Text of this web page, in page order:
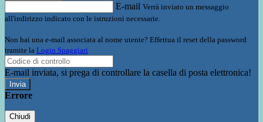
E-mail Verrà inviato un messaggio
all'indirizzo indicato con le istruzioni necessarie.
Non hai una e-mail associata al nome utente? Effettua il reset della password
tramite la Login Spaggiari
E-mail inviata, si prega di controllare la casella di posta elettronica!
Errore
Chiudi